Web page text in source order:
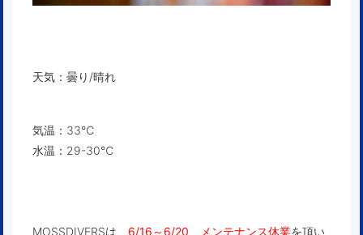
天気：曇り/晴れ
気温：33℃
水温：29-30℃
MOSSDIVERSは、 6/16～6/20 メンテナンス休業を頂い